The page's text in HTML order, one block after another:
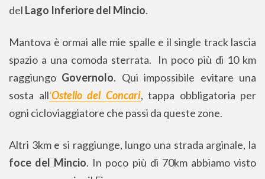
del Lago Inferiore del Mincio.
Mantova è ormai alle mie spalle e il single track lascia
spazio a una comoda sterrata. In poco più di 10 km
raggiungo Governolo. Qui impossibile evitare una
sosta all‘Ostello del Concari, tappa obbligatoria per
ogni cicloviaggiatore che passi da queste zone.
Altri 3km e si raggiunge, lungo una strada arginale, la
foce del Mincio. In poco più di 70km abbiamo visto